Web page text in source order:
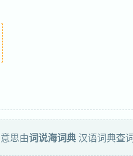
思由词说海词典 汉语词典查